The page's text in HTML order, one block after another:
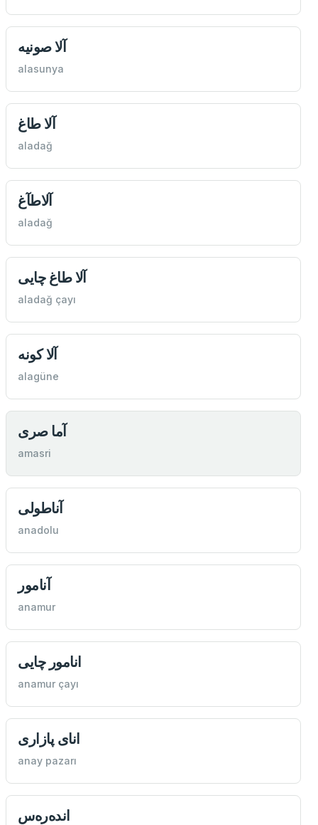
آلا صونيه
alasunya
آلا طاغ
aladağ
آلاطآغ
aladağ
آلا طاغ چایی
aladağ çayı
آلا كونه
alagüne
آما صری
amasri
آناطولی
anadolu
آنامور
anamur
انامور چایی
anamur çayı
انای پازاری
anay pazarı
انده‌ره‌س